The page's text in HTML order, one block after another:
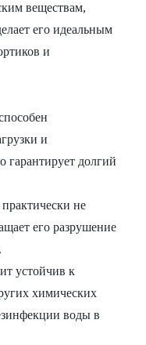
веществам,
его идеальным
и
и
гарантирует долгий
не
его разрушение
устойчив к
химических
воды в